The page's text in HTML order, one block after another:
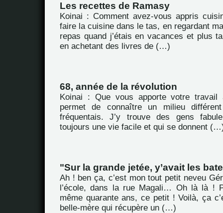
Les recettes de Ramasy
Koinai : Comment avez-vous appris
faire la cuisine dans le tas, en regardant
repas quand j’étais en vacances et plus
en achetant des livres de (…)
68, année de la révolution
Koinai : Que vous apporte votre travail
permet de connaître un milieu
fréquentais. J’y trouve des gens
toujours une vie facile et qui se donnent
"Sur la grande jetée, y’avait les
Ah ! ben ça, c’est mon tout petit neveu
l’école, dans la rue Magali… Oh là là !
même quarante ans, ce petit ! Voilà, ça
belle-mère qui récupère un (…)